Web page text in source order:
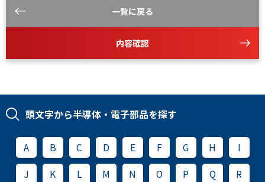
一覧に戻る
内容確認
頭文字から半導体・電子部品を探す
A B C D E F G H
I
J
K L M N O P Q
R